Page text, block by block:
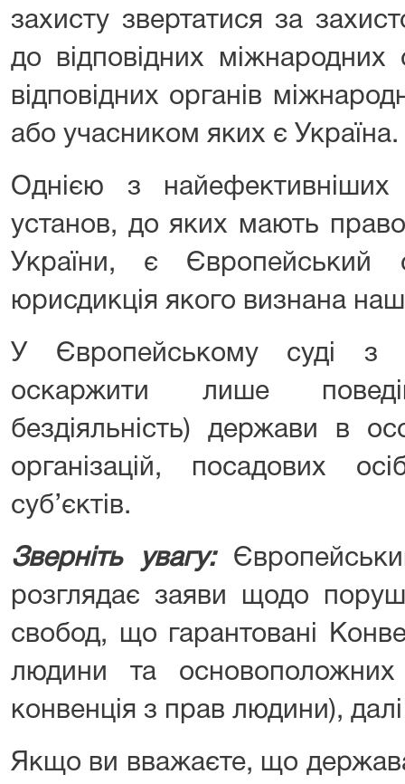
захисту звертатися за
до відповідних
відповідних органів
або учасником яких є Україна.
Однією з найефективніших
установ, до яких мають
України, є
юрисдикція якого визнана
У Європейському суді
оскаржити лише
бездіяльність) держави в
організацій, посадових
суб’єктів.
Зверніть увагу:
розглядає заяви щодо
свобод, що гарантовані
людини та
конвенція з прав людини),
Якщо ви вважаєте, що